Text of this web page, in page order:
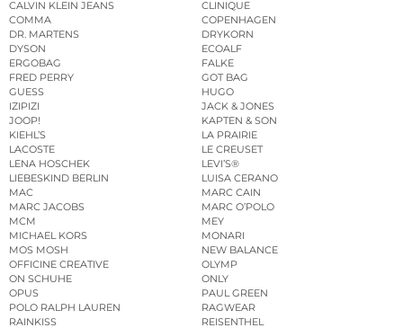
CALVIN KLEIN JEANS
CLINIQUE
COMMA
COPENHAGEN
DR. MARTENS
DRYKORN
DYSON
ECOALF
ERGOBAG
FALKE
FRED PERRY
GOT BAG
GUESS
HUGO
IZIPIZI
JACK & JONES
JOOP!
KAPTEN & SON
KIEHL’S
LA PRAIRIE
LACOSTE
LE CREUSET
LENA HOSCHEK
LEVI’S®
LIEBESKIND BERLIN
LUISA CERANO
MAC
MARC CAIN
MARC JACOBS
MARC O’POLO
MCM
MEY
MICHAEL KORS
MONARI
MOS MOSH
NEW BALANCE
OFFICINE CREATIVE
OLYMP
ON SCHUHE
ONLY
OPUS
PAUL GREEN
POLO RALPH LAUREN
RAGWEAR
RAINKISS
REISENTHEL